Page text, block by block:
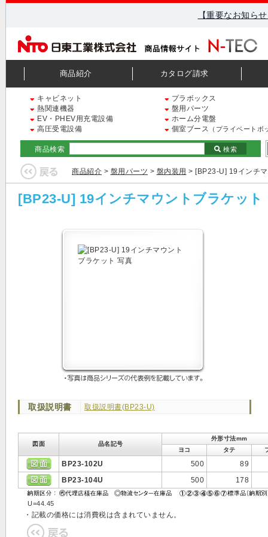
【重要なお知ら
商品紹介 カタログ請求
キャビネット
プラボックス
熱関連機器
盤用パーツ
EV・PHEV用充電設備
ホーム分電盤
高圧受電設備
個室ブース （プライベートボ
商品検索 検索
商品紹介 > 盤用パーツ > 盤内装用 > [BP23-U] 19インチ
[BP23-U] 19インチマウントブラケット
取扱説明書 取扱説明書(BP23-U)
図面 品名記号
外形寸法mm
ヨコ
タテ
BP23-102U 500
89
BP23-104U
500 178
U=44.45
・記載の価格には消費税は含まれていません。